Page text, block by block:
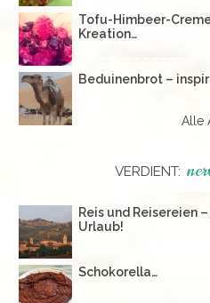
Tofu-Himbeer-
Kreation…
Beduinenbrot –
Alle
VERDIENT:
Reis und Reisereien
Urlaub!
Schokorella…